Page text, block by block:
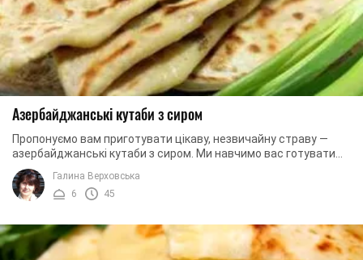
Азербайджанські кутаби з сиром
Пропонуємо вам приготувати цікаву, незвичайну страву —
азербайджанські кутаби з сиром. Ми навчимо вас готувати
м'яке, ніжне еластичне тісто. І так ...
Галина Верховська
6
45